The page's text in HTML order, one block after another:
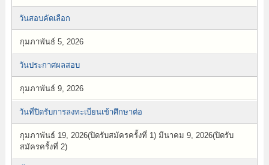
วันสอบคัดเลือก
กุมภาพันธ์ 5, 2026
วันประกาศผลสอบ
กุมภาพันธ์ 9, 2026
วันที่ปิดรับการลงทะเบียนเข้าศึกษาต่อ
กุมภาพันธ์ 19, 2026(ปิดรับสมัครครั้งที่ 1) มีนาคม 9, 2026(ปิดรับ
สมัครครั้งที่ 2)